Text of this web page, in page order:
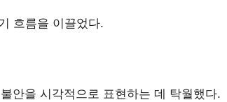
흐름을 이끌었다.
안을 시각적으로 표현하는 데 탁월했다.